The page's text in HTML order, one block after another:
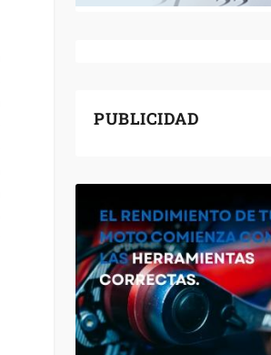
PUBLICIDAD